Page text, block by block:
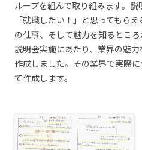
ループを組んで取り組みます。
「就職したい！」と思ってもら
の仕事、そして魅力を知るところ
説明会実施にあたり、業界の魅
作成しました。その業界で実際
て作成します。